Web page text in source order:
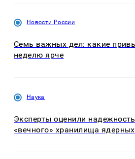
Новости России
Семь важных дел: какие
неделю ярче
Наука
Эксперты оценили
«вечного» хранилища